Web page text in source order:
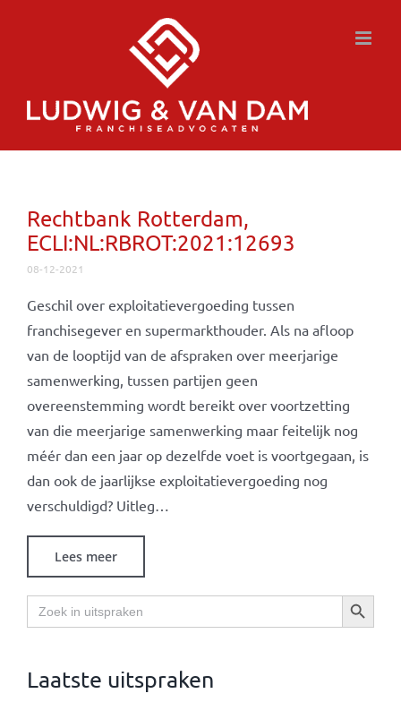
Rechtbank Rotterdam,
ECLI:NL:RBROT:2021:12693
08-12-2021
Geschil over exploitatievergoeding tussen
franchisegever en supermarkthouder. Als na afloop
van de looptijd van de afspraken over meerjarige
samenwerking, tussen partijen geen
overeenstemming wordt bereikt over voortzetting
van die meerjarige samenwerking maar feitelijk nog
méér dan een jaar op dezelfde voet is voortgegaan, is
dan ook de jaarlijkse exploitatievergoeding nog
verschuldigd? Uitleg…
Lees meer
Zoek
naar:
Zoekknop
Laatste uitspraken